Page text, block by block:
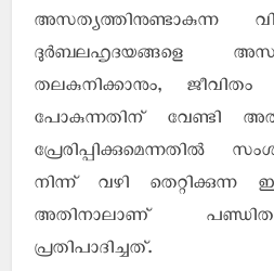
അസത്യത്തിനുണ്ടാകുന്ന
ദുര്‍ബലഹൃദയങ്ങളെ
തലകുനിക്കാനും, ജീവിതം
പോകുന്നതിന് വേണ്ടി
പ്രേരിപ്പിക്കുമെന്നതില്‍
നിന്ന് വഴി തെറ്റിക്കുന്ന
അതിനാലാണ്
പ്രതിപാദിച്ചത്.